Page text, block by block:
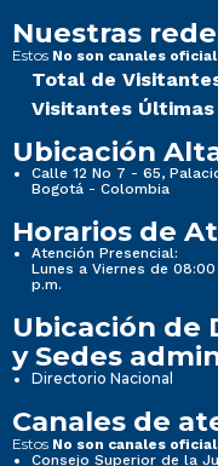
Nuestras
Estos No son canales
Total de
Visitantes Últimas
Ubicación
Calle 12 No 7 - 65,
Bogotá - Colombia
Horarios de
Atención Presencial:
Lunes a Viernes de
p.m.
Ubicación de
y Sedes
Directorio Nacional
Canales de
Estos No son canales
Consejo Superior de la